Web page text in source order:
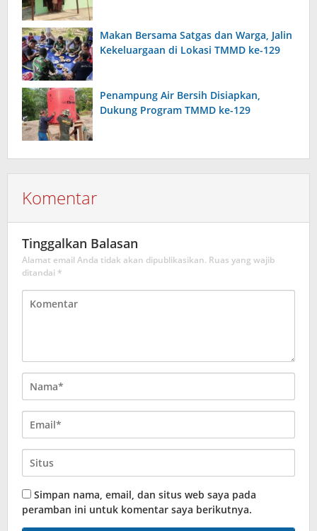
Makan Bersama Satgas dan Warga, Jalin
Kekeluargaan di Lokasi TMMD ke-129
Penampung Air Bersih Disiapkan,
Dukung Program TMMD ke-129
Komentar
Tinggalkan Balasan
Alamat email Anda tidak akan dipublikasikan. Ruas yang wajib
ditandai *
Simpan nama, email, dan situs web saya pada
peramban ini untuk komentar saya berikutnya.